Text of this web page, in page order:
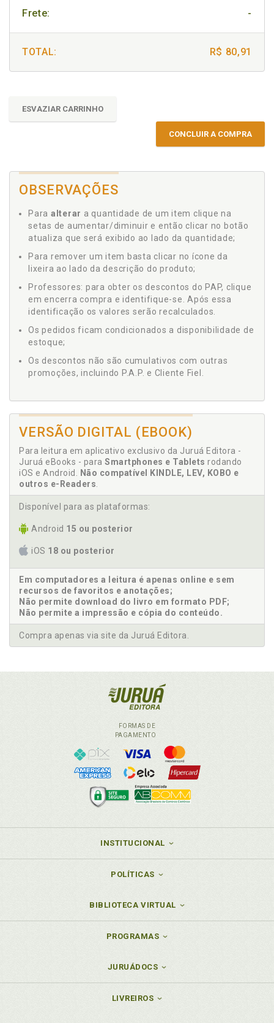
Frete: -
TOTAL: R$ 80,91
ESVAZIAR CARRINHO
CONCLUIR A COMPRA
OBSERVAÇÕES
Para alterar a quantidade de um item clique na
setas de aumentar/diminuir e então clicar no botão
atualiza que será exibido ao lado da quantidade;
Para remover um item basta clicar no ícone da
lixeira ao lado da descrição do produto;
Professores: para obter os descontos do PAP, clique
em encerra compra e identifique-se. Após essa
identificação os valores serão recalculados.
Os pedidos ficam condicionados a disponibilidade de
estoque;
Os descontos não são cumulativos com outras
promoções, incluindo P.A.P. e Cliente Fiel.
VERSÃO DIGITAL (EBOOK)
Para leitura em aplicativo exclusivo da Juruá Editora -
Juruá eBooks - para Smartphones e Tablets rodando
iOS e Android.
Não compatível KINDLE, LEV, KOBO e
outros e-Readers
Disponível para as plataformas:
Android 15 ou posterior
iOS 18 ou posterior
Em computadores a leitura é apenas online e sem
recursos de favoritos e anotações;
Não permite download do livro em formato PDF;
Não permite a impressão e cópia do conteúdo.
Compra apenas via site da Juruá Editora.
FORMAS DE
PAGAMENTO
INSTITUCIONAL
POLÍTICAS
BIBLIOTECA VIRTUAL
PROGRAMAS
JURUÁDOCS
LIVREIROS